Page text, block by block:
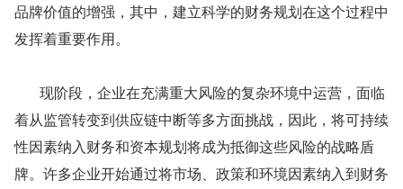
品牌价值的增强，其中，建立科学的财务规划在这个过程中
发挥着重要作用。
现阶段，企业在充满重大风险的复杂环境中运营，面临
着从监管转变到供应链中断等多方面挑战，因此，将可持续
性因素纳入财务和资本规划将成为抵御这些风险的战略盾
牌。许多企业开始通过将市场、政策和环境因素纳入到财务